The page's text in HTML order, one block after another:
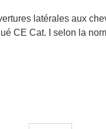
latérales aux
CE Cat. I selon la